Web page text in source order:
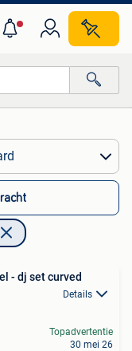
- dj set curved
Details
Topadvertentie
30 mei 26